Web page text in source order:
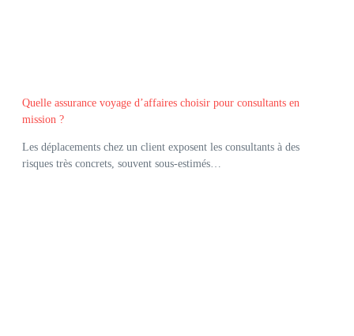
Quelle assurance voyage d’affaires choisir pour consultants en
mission ?
Les déplacements chez un client exposent les consultants à des
risques très concrets, souvent sous-estimés…